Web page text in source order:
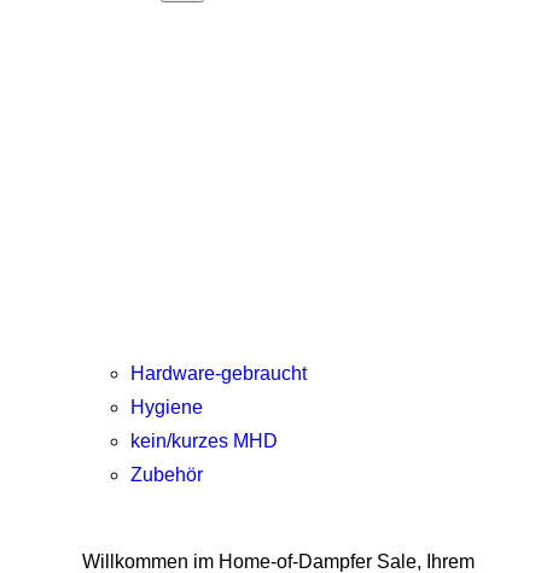
Hardware-gebraucht
Hygiene
kein/kurzes MHD
Zubehör
Willkommen im Home-of-Dampfer Sale, Ihrem